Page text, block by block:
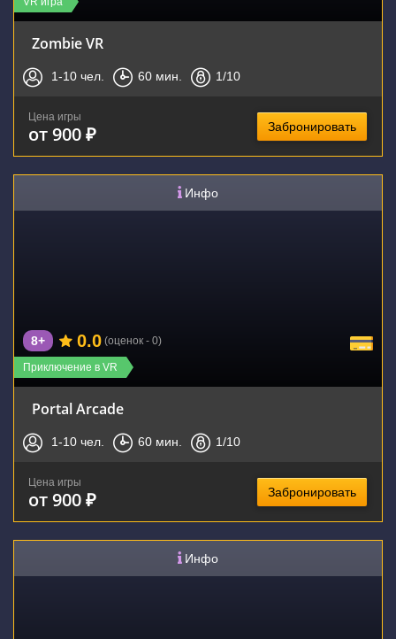
Zombie VR
1-10 чел. 60 мин. 1/10
Цена игры
от 900 ₽ Забронировать
Инфо
Приключение в VR
8+ 0.0 (оценок - 0)
Portal Arcade
1-10 чел. 60 мин. 1/10
Цена игры
от 900 ₽ Забронировать
Инфо